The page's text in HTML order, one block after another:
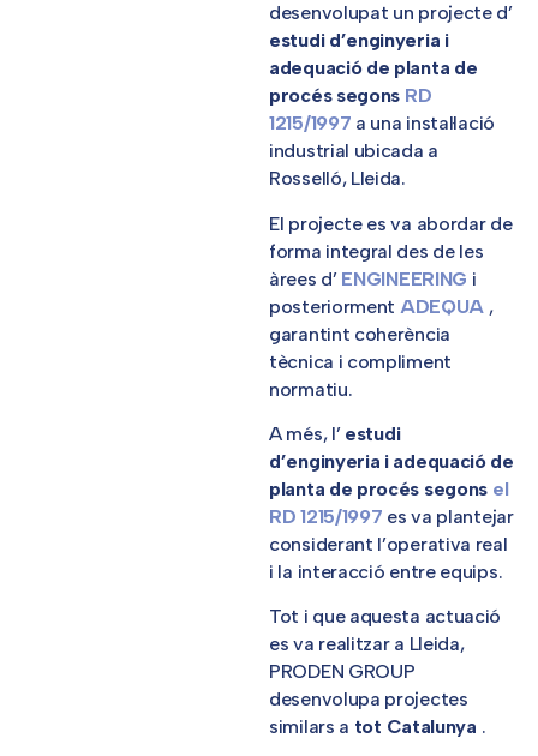
desenvolupat un projecte d’
estudi d’enginyeria i
adequació de planta de
procés segons RD
1215/1997 a una instal·lació
industrial ubicada a
Rosselló, Lleida.
El projecte es va abordar de
forma integral des de les
àrees d’ ENGINEERING i
posteriorment ADEQUA ,
garantint coherència
tècnica i compliment
normatiu.
A més, l’ estudi
d’enginyeria i adequació de
planta de procés segons el
RD 1215/1997 es va plantejar
considerant l’operativa real
i la interacció entre equips.
Tot i que aquesta actuació
es va realitzar a Lleida,
PRODEN GROUP
desenvolupa projectes
similars a tot Catalunya .